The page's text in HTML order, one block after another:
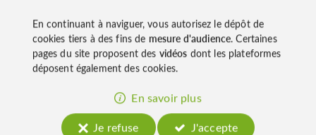
mais vraiment économique).
En continuant à naviguer, vous autorisez le dépôt de
cookies tiers à des fins de mesure d'audience. Certaines
pages du site proposent des vidéos dont les plateformes
déposent également des cookies.
En savoir plus
Je refuse
J'accepte